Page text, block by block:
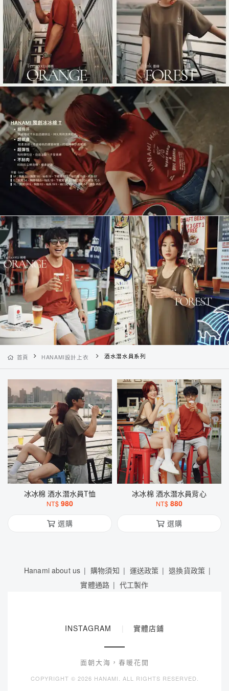
首頁 HANAMI設計上衣 酒水潛水員系列
冰冰棉 酒水潛水員T恤
NT$ 980
選購
冰冰棉 酒水潛水員背心
NT$ 880
選購
Hanami about us 購物須知 運送政策
退換貨政策
實體通路
代工製作
INSTAGRAM 實體店鋪
面朝大海，春暖花開
COPYRIGHT © 2026 HANAMI. ALL RIGHTS RESERVED.